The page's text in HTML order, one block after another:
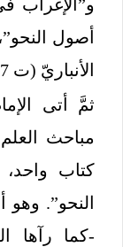
و”الإغراب
أصول
الأنباريّ (ت 577هـ).
ثمَّ أتى
مباحث
كتاب
النحو”.
-كما رآها